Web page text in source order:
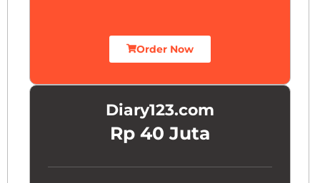
Order Now
Diary123.com
Rp 40 Juta